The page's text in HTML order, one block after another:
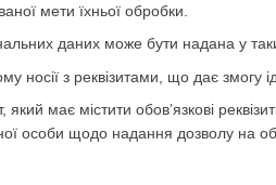
мети їхньої обробки.
даних може бути надана у
носії з реквізитами, що дає змогу
має містити обов’язкові
особи щодо надання дозволу на